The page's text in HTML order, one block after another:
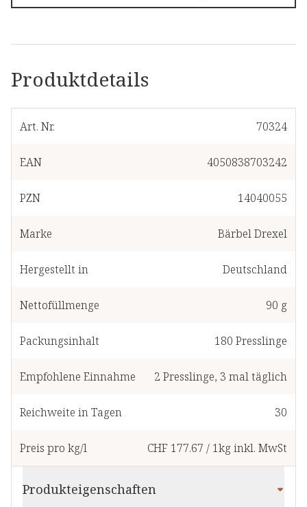
Produktdetails
Art. Nr. 70324
EAN 4050838703242
PZN 14040055
Marke Bärbel Drexel
Hergestellt in Deutschland
Nettofüllmenge 90 g
Packungsinhalt 180 Presslinge
Empfohlene Einnahme 2 Presslinge, 3 mal täglich
Reichweite in Tagen 30
Preis pro kg/l CHF 177.67 / 1kginkl. MwSt
Produkteigenschaften